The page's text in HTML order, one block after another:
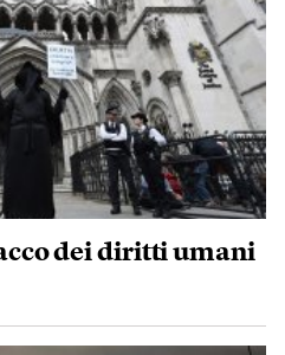
dei diritti umani